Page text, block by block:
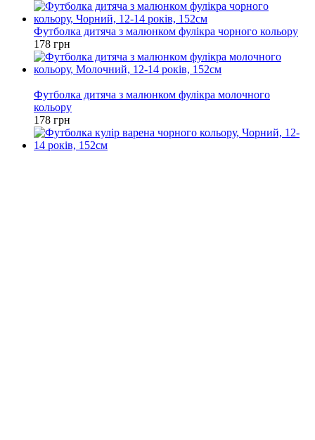
Футболка дитяча з малюнком фулікра чорного кольору
178 грн
Футболка дитяча з малюнком фулікра молочного
кольору
178 грн